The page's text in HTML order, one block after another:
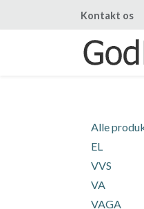
Kontakt os
Alle
EL
VVS
VA
VAGA